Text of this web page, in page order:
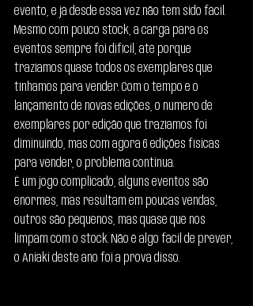
evento, e já desde essa vez não tem sido fácil.
Mesmo com pouco stock, a carga para os
eventos sempre foi difícil, até porque
trazíamos quase todos os exemplares que
tínhamos para vender. Com o tempo e o
lançamento de novas edições, o número de
exemplares por edição que trazíamos foi
diminuindo, mas com agora 6 edições físicas
para vender, o problema continua.
É um jogo complicado, alguns eventos são
enormes, mas resultam em poucas vendas,
outros são pequenos, mas quase que nos
limpam com o stock. Não é algo fácil de prever,
o Aniaki deste ano foi a prova disso.